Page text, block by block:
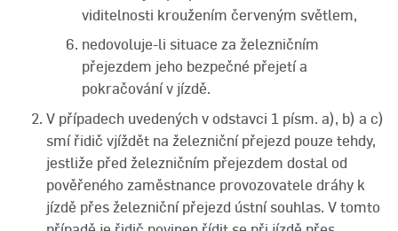
viditelnosti kroužením červeným světlem,
nedovoluje-li situace za železničním
přejezdem jeho bezpečné přejetí a
pokračování v jízdě.
V případech uvedených v odstavci 1 písm. a), b) a c)
smí řidič vjíždět na železniční přejezd pouze tehdy,
jestliže před železničním přejezdem dostal od
pověřeného zaměstnance provozovatele dráhy k
jízdě přes železniční přejezd ústní souhlas. V tomto